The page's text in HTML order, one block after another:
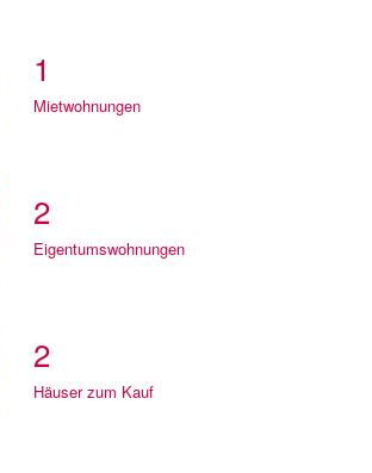
1
Mietwohnungen
2
Eigentumswohnungen
2
Häuser zum Kauf